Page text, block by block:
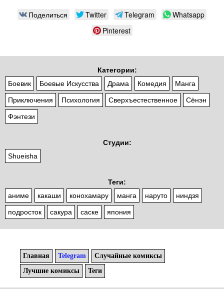
Поделиться Twitter Telegram
Whatsapp
Pinterest
Категории:
Боевик
Боевые Искусства Драма Комедия Манга
Приключения Психология Сверхъестественное Сёнэн
Фэнтези
Студии:
Shueisha
Теги:
аниме
какаши конохамару манга наруто ниндзя
подросток сакура саске япония
Главная Telegram
Случайные комиксы
Лучшие комиксы
Теги